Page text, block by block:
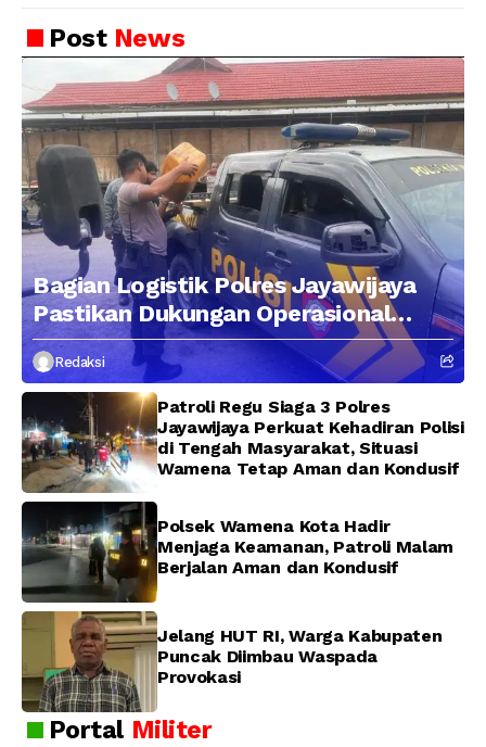
Pengendalian
PostNews
Bagian Logistik Polres Jayawijaya
Pastikan Dukungan Operasional
Kepolisian Berjalan Optimal
Redaksi
Patroli Regu Siaga 3 Polres
Jayawijaya Perkuat Kehadiran Polisi
di Tengah Masyarakat, Situasi
Wamena Tetap Aman dan Kondusif
Polsek Wamena Kota Hadir
Menjaga Keamanan, Patroli Malam
Berjalan Aman dan Kondusif
Jelang HUT RI, Warga Kabupaten
Puncak Diimbau Waspada
Provokasi
Portal Militer